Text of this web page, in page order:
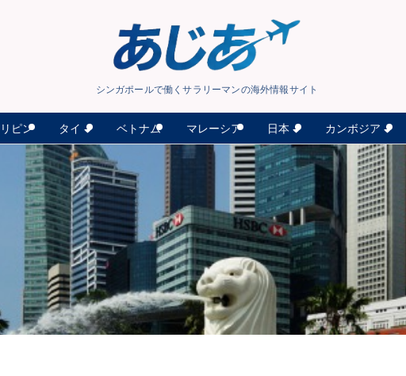
シンガポールで働くサラリーマンの海外情報サイト
ピン タイ ベトナム マレーシア 日本 カンボジア